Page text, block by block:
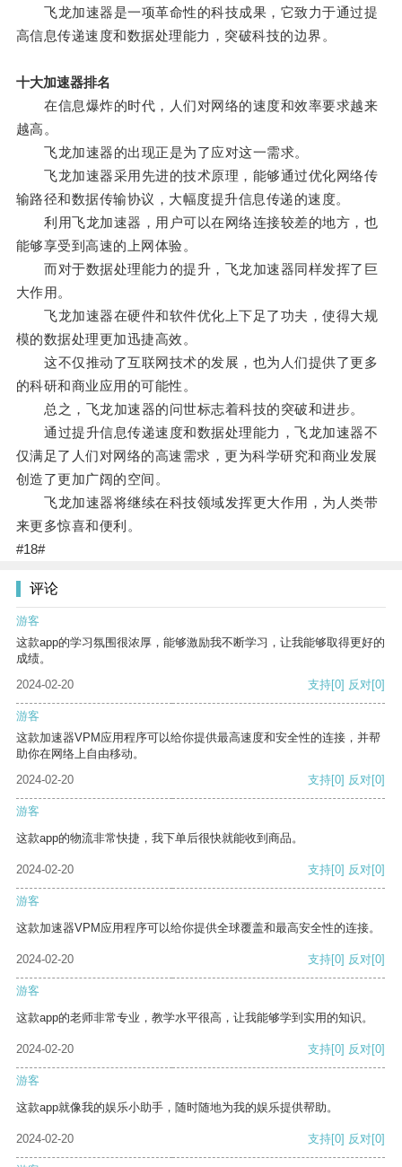
飞龙加速器是一项革命性的科技成果，它致力于通过提
高信息传递速度和数据处理能力，突破科技的边界。
十大加速器排名
在信息爆炸的时代，人们对网络的速度和效率要求越来
越高。
飞龙加速器的出现正是为了应对这一需求。
飞龙加速器采用先进的技术原理，能够通过优化网络传
输路径和数据传输协议，大幅度提升信息传递的速度。
利用飞龙加速器，用户可以在网络连接较差的地方，也
能够享受到高速的上网体验。
而对于数据处理能力的提升，飞龙加速器同样发挥了巨
大作用。
飞龙加速器在硬件和软件优化上下足了功夫，使得大规
模的数据处理更加迅捷高效。
这不仅推动了互联网技术的发展，也为人们提供了更多
的科研和商业应用的可能性。
总之，飞龙加速器的问世标志着科技的突破和进步。
通过提升信息传递速度和数据处理能力，飞龙加速器不
仅满足了人们对网络的高速需求，更为科学研究和商业发展
创造了更加广阔的空间。
飞龙加速器将继续在科技领域发挥更大作用，为人类带
来更多惊喜和便利。
#18#
评论
游客
这款app的学习氛围很浓厚，能够激励我不断学习，让我能够取得更好的
成绩。
2024-02-20
支持[0] 反对[0]
游客
这款加速器VPM应用程序可以给你提供最高速度和安全性的连接，并帮
助你在网络上自由移动。
2024-02-20
支持[0] 反对[0]
游客
这款app的物流非常快捷，我下单后很快就能收到商品。
2024-02-20 支持[0] 反对[0]
游客
这款加速器VPM应用程序可以给你提供全球覆盖和最高安全性的连接。
2024-02-20 支持[0] 反对[0]
游客
这款app的老师非常专业，教学水平很高，让我能够学到实用的知识。
2024-02-20 支持[0] 反对[0]
游客
这款app就像我的娱乐小助手，随时随地为我的娱乐提供帮助。
2024-02-20 支持[0] 反对[0]